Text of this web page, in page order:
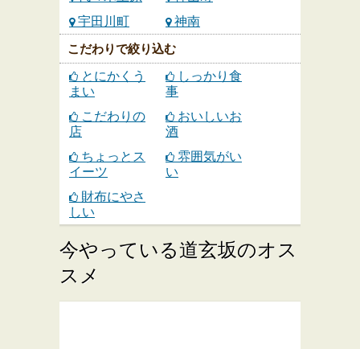
宇田川町
神南
こだわりで絞り込む
とにかくう
まい
しっかり食
事
こだわりの
店
おいしいお
酒
ちょっとス
イーツ
雰囲気がい
い
財布にやさ
しい
今やっている道玄坂のオス
スメ